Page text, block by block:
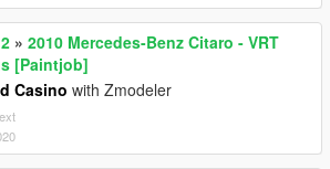
» 2010 Mercedes-Benz Citaro - VRT
[Paintjob]
Casino with Zmodeler